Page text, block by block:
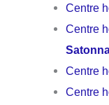
Centre
Centre
Centre
Centre